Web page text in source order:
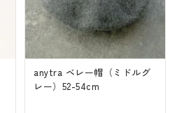
anytra ベレー帽（ミドルグ
レー）52-54cm